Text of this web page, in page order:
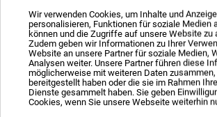
Wir verwenden Cookies, um Inhalte und
personalisieren, Funktionen für soziale Medien
können und die Zugriffe auf unsere Website zu
Zudem geben wir Informationen zu Ihrer
Website an unsere Partner für soziale Medien,
Analysen weiter. Unsere Partner führen diese
möglicherweise mit weiteren Daten zusammen,
bereitgestellt haben oder die sie im Rahmen
Dienste gesammelt haben. Sie geben
Cookies, wenn Sie unsere Webseite weiterhin
Tillverkarens